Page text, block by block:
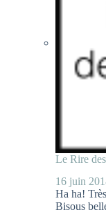
Le Rire
16 juin
Ha ha!
Bisous